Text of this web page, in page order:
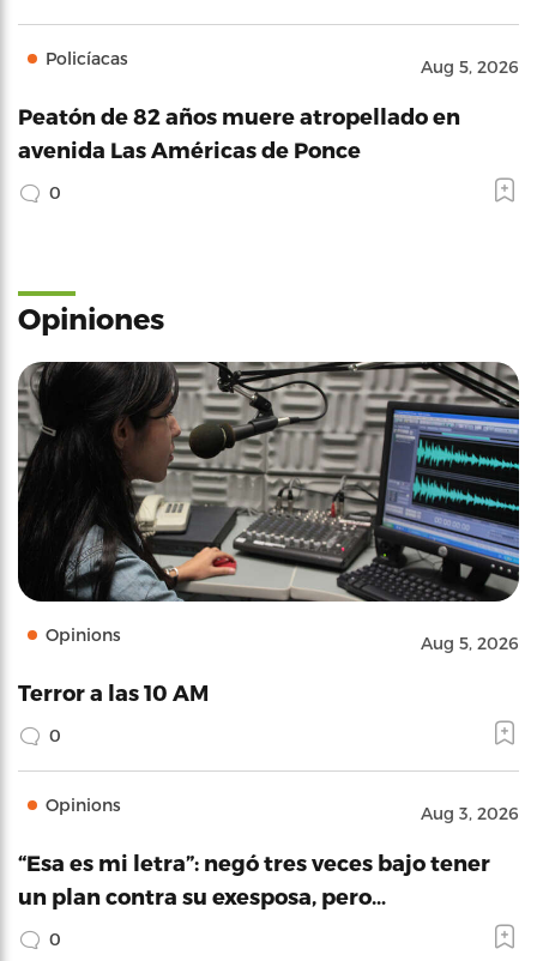
Policíacas Aug 5, 2026
Peatón de 82 años muere atropellado en
avenida Las Américas de Ponce
0
Opiniones
Opinions Aug 5, 2026
Terror a las 10 AM
0
Opinions Aug 3, 2026
“Esa es mi letra”: negó tres veces bajo tener
un plan contra su exesposa, pero…
0